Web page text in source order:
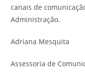
canais de
Administração.
Adriana Mesquita
Assessoria de